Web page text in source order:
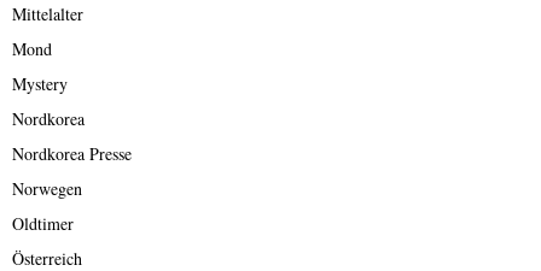
Mittelalter
Mond
Mystery
Nordkorea
Nordkorea Presse
Norwegen
Oldtimer
Österreich